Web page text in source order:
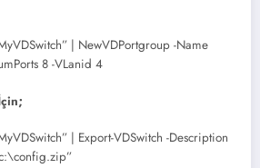
| NewVDPortgroup -Name
8 -VLanid 4
| Export-VDSwitch -Description